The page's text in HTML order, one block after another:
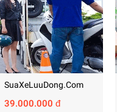
SuaXeLuuDong.com
39.000.000 đ